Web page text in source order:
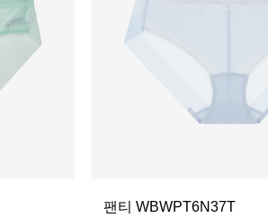
팬티 WBWPT6N37T